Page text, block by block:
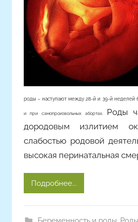
м
роды – наступают между 28-й и 39-й неделей
и при самопроизвольных абортах. Роды
дородовым излитием
слабостью родовой
высокая перинатальная
Подробнее...